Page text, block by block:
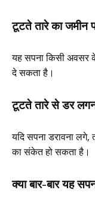
टूटते तारे का जमीन
यह सपना किसी अवसर
दे सकता है।
टूटते तारे से डर
यदि सपना डरावना लगे,
का संकेत हो सकता है।
क्या बार-बार यह